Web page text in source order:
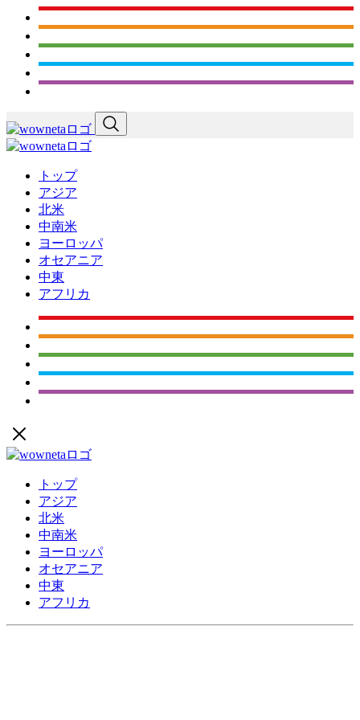
トップ
アジア
北米
中南米
ヨーロッパ
オセアニア
中東
アフリカ
トップ
アジア
北米
中南米
ヨーロッパ
オセアニア
中東
アフリカ